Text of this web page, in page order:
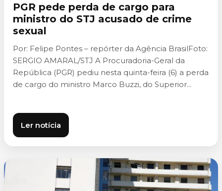
PGR pede perda de cargo para
ministro do STJ acusado de crime
sexual
Por: Felipe Pontes – repórter da Agência BrasilFoto:
SERGIO AMARAL/STJ A Procuradoria-Geral da
República (PGR) pediu nesta quinta-feira (6) a perda
de cargo do ministro Marco Buzzi, do Superior...
Ler notícia